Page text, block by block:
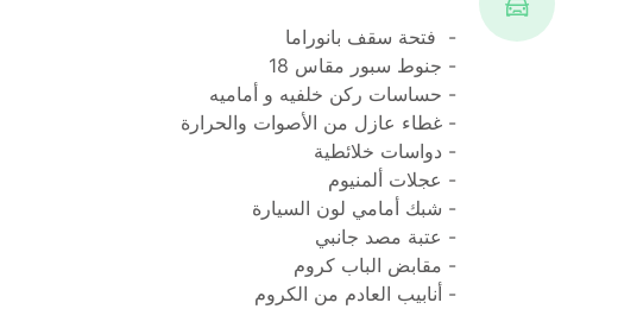
-  ‎فتحة سقف بانوراما
- غطاء عازل من الأصوات والحرارة
- دواسات خلائطية
- عجلات ألمنيوم
- شبك أمامي لون السيارة
- عتبة مصد جانبي
- مقابض الباب كروم
- أنابيب العادم من الكروم